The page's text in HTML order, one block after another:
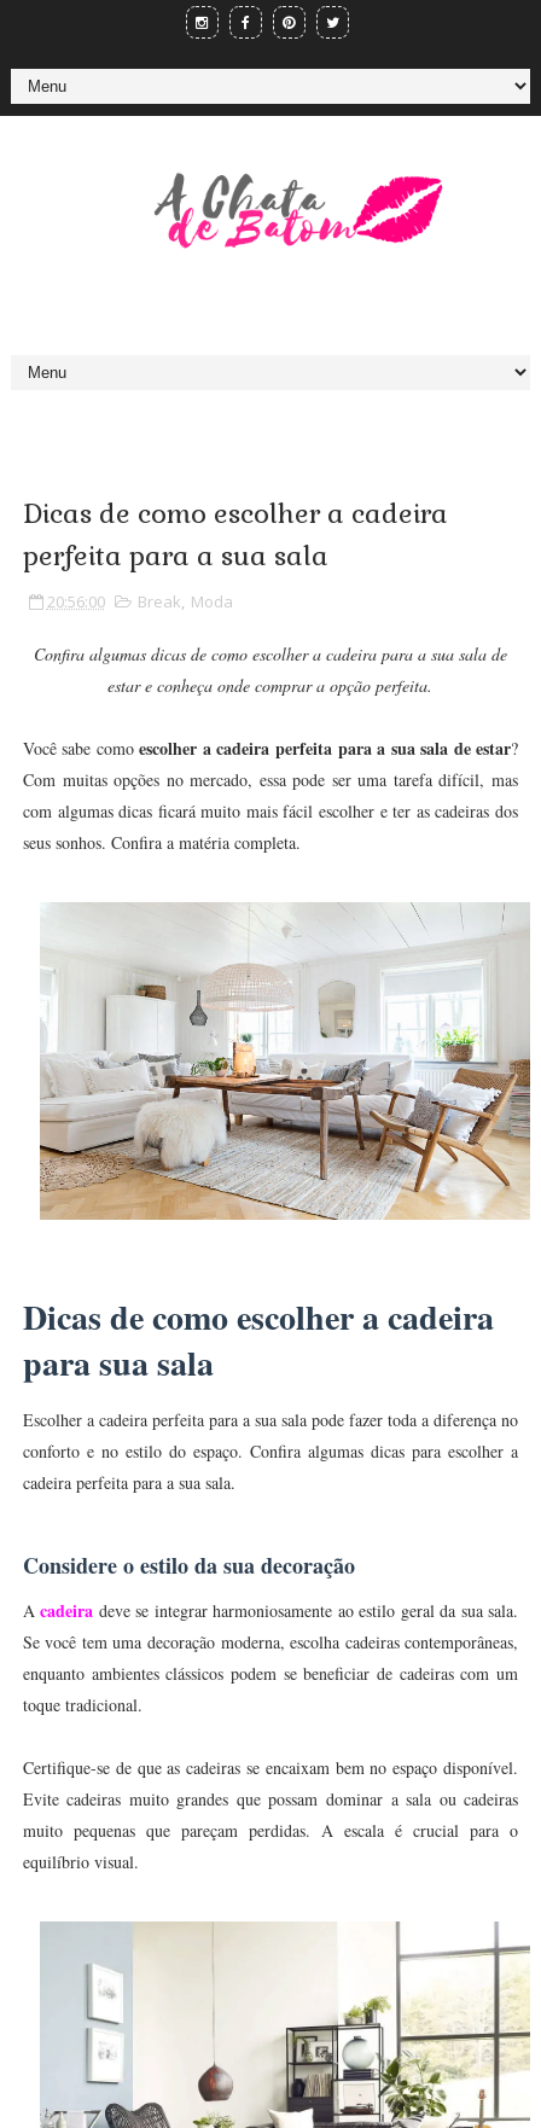
Dicas de como escolher a cadeira
perfeita para a sua sala
20:56:00 Break, Moda
Confira algumas dicas de como escolher a cadeira para a sua sala de
estar e conheça onde comprar a opção perfeita.
Você sabe comoescolher a cadeira perfeita para a sua sala de estar?
Com muitas opções no mercado, essa pode ser uma tarefa difícil, mas
com algumas dicas ficará muito mais fácil escolher e ter as cadeiras dos
seus sonhos. Confira a matéria completa.
Dicas de como escolher a cadeira
para sua sala
Escolher a cadeira perfeita para a sua sala pode fazer toda a diferença no
conforto e no estilo do espaço. Confira algumas dicas para escolher a
cadeira perfeita para a sua sala.
Considere o estilo da sua decoração
Acadeira deve se integrar harmoniosamente ao estilo geral da sua sala.
Se você tem uma decoração moderna, escolha cadeiras contemporâneas,
enquanto ambientes clássicos podem se beneficiar de cadeiras com um
toque tradicional.
Certifique-se de que as cadeiras se encaixam bem no espaço disponível.
Evite cadeiras muito grandes que possam dominar a sala ou cadeiras
muito pequenas que pareçam perdidas. A escala é crucial para o
equilíbrio visual.